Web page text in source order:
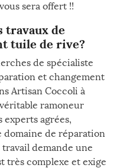
sera offert !!
travaux de
tuile de rive?
de spécialiste
et changement
Artisan Coccoli à
ramoneur
experts agrées,
de réparation
demande une
très complexe et exige